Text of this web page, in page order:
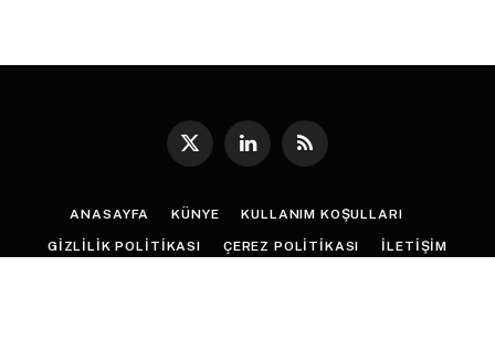
X
LinkedInRSS
ANASAYFA KÜNYE KULLANIM KOŞULLARI
GIZLILIK POLITIKASI ÇEREZ POLITIKASI İLETIŞIM